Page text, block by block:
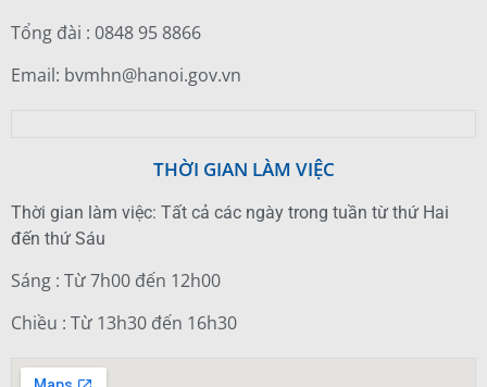
Tổng đài : 0848 95 8866
Email: bvmhn@hanoi.gov.vn
THỜI GIAN LÀM VIỆC
Thời gian làm việc: Tất cả các ngày trong tuần từ thứ Hai
đến thứ Sáu
Sáng : Từ 7h00 đến 12h00
Chiều : Từ 13h30 đến 16h30